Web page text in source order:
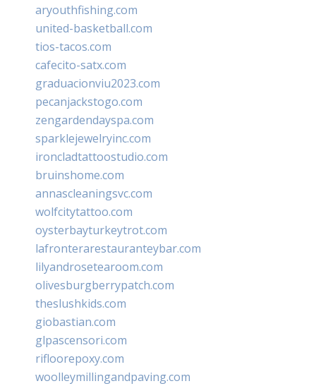
aryouthfishing.com
united-basketball.com
tios-tacos.com
cafecito-satx.com
graduacionviu2023.com
pecanjackstogo.com
zengardendayspa.com
sparklejewelryinc.com
ironcladtattoostudio.com
bruinshome.com
annascleaningsvc.com
wolfcitytattoo.com
oysterbayturkeytrot.com
lafronterarestauranteybar.com
lilyandrosetearoom.com
olivesburgberrypatch.com
theslushkids.com
giobastian.com
glpascensori.com
rifloorepoxy.com
woolleymillingandpaving.com